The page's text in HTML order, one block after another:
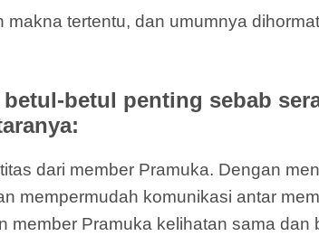
tertentu, dan umumnya
betul penting sebab
dari member Pramuka. Dengan
mempermudah komunikasi antar
member Pramuka kelihatan sama